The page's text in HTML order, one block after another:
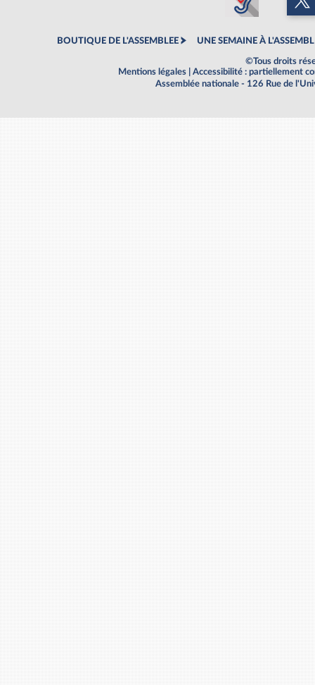
BOUTIQUE DE L'ASSEMBLEE UNE SEMAINE À
©Tous droits
Mentions légales
Accessibilité : partiellement
Assemblée nationale - 126 Rue de